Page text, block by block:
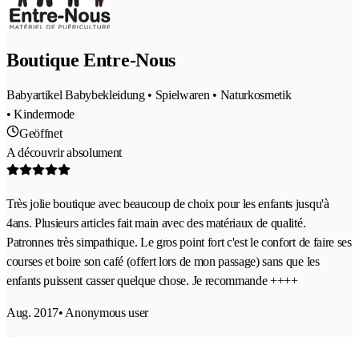
Boutique Entre-Nous
Babyartikel Babybekleidung • Spielwaren • Naturkosmetik
• Kindermode
Geöffnet
A découvrir absolument
Très jolie boutique avec beaucoup de choix pour les enfants jusqu'à
4ans. Plusieurs articles fait main avec des matériaux de qualité.
Patronnes très simpathique. Le gros point fort c'est le confort de faire ses
courses et boire son café (offert lors de mon passage) sans que les
enfants puissent casser quelque chose. Je recommande ++++
Aug. 2017• Anonymous user